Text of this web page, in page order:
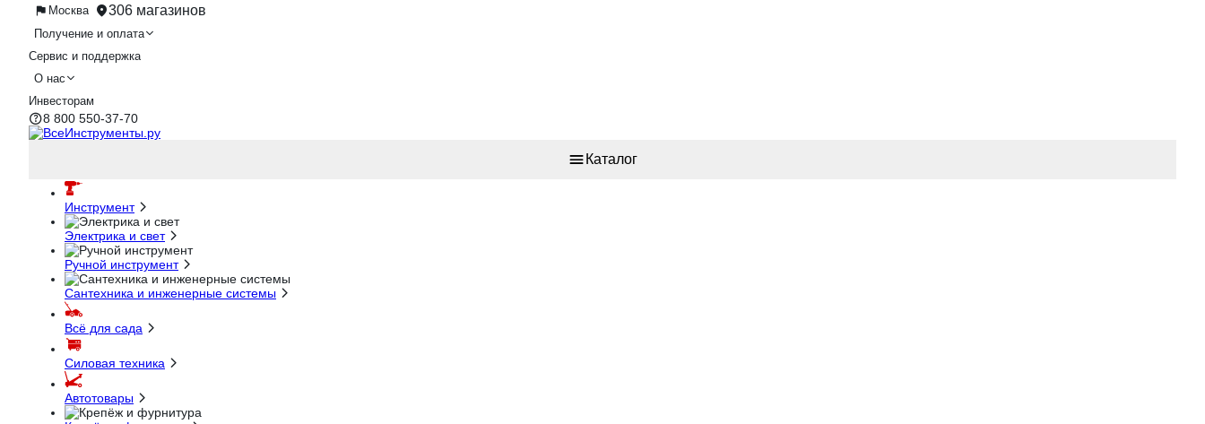
Москва 306 магазинов
Получение и оплата
Сервис и поддержка
О нас
Инвесторам
8 800 550-37-70
Каталог
Инструмент
Электрика и свет
Ручной инструмент
Сантехника и инженерные системы
Всё для сада
Силовая техника
Автотовары